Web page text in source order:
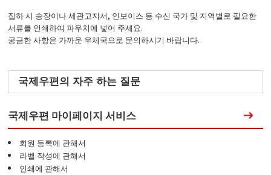
집하 시 송장이나 세관고지서, 인보이스 등 수신 국가 및 지역별로 필요한
서류를 인쇄하여 파우치에 넣어 주세요.
궁금한 사항은 가까운 우체국으로 문의하시기 바랍니다.
국제우편의 자주 하는 질문
국제우편 마이페이지 서비스
회원 등록에 관해서
라벨 작성에 관해서
인쇄에 관해서